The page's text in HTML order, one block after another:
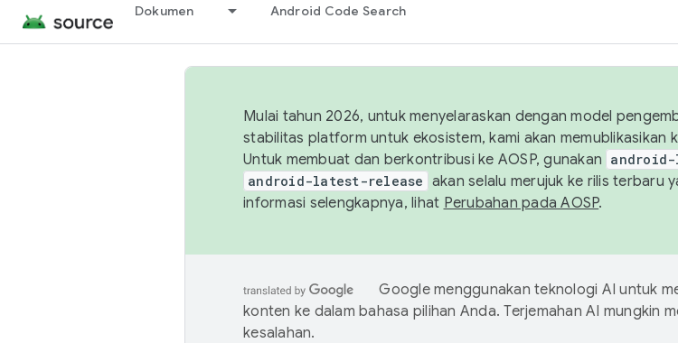
Dokumen Android Code Search
Mulai tahun 2026, untuk menyelaraskan dengan model
stabilitas platform untuk ekosistem, kami akan memublikasikan
Untuk membuat dan berkontribusi ke AOSP, gunakan
android-latest-release akan selalu merujuk ke rilis terbaru
informasi selengkapnya, lihat Perubahan pada AOSP.
Google menggunakan teknologi AI untuk
konten ke dalam bahasa pilihan Anda. Terjemahan AI mungkin
kesalahan.